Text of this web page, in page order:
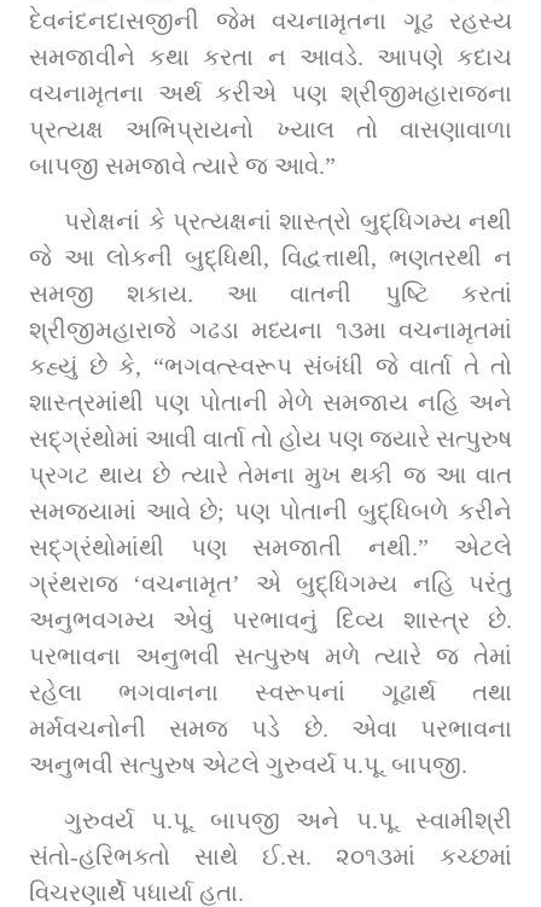
દેવનંદનદાસજીની જેમ વચનામૃતના ગૂઢ રહસ્ય
સમજાવીને કથા કરતા ન આવડે. આપણે કદાચ
વચનામૃતના અર્થ કરીએ પણ શ્રીજીમહારાજના
પ્રત્યક્ષ અભિપ્રાયનો ખ્યાલ તો વાસણાવાળા
બાપજી સમજાવે ત્યારે જ આવે.”
પરોક્ષનાં કે પ્રત્યક્ષનાં શાસ્ત્રો બુદ્ધિગમ્ય નથી
જે આ લોકની બુદ્ધિથી, વિદ્વત્તાથી, ભણતરથી ન
સમજી શકાય. આ વાતની પુષ્ટિ કરતાં
શ્રીજીમહારાજે ગઢડા મધ્યના ૧૩મા વચનામૃતમાં
કહ્યું છે કે, “ભગવત્સ્વરૂપ સંબંધી જે વાર્તા તે તો
શાસ્ત્રમાંથી પણ પોતાની મેળે સમજાય નહિ અને
સદ્‌ગ્રંથોમાં આવી વાર્તા તો હોય પણ જ્યારે સત્પુરુષ
પ્રગટ થાય છે ત્યારે તેમના મુખ થકી જ આ વાત
સમજ્યામાં આવે છે; પણ પોતાની બુદ્ધિબળે કરીને
સદ્‌ગ્રંથોમાંથી પણ સમજાતી નથી.” એટલે
ગ્રંથરાજ ‘વચનામૃત’ એ બુદ્ધિગમ્ય નહિ પરંતુ
અનુભવગમ્ય એવું પરભાવનું દિવ્ય શાસ્ત્ર છે.
પરભાવના અનુભવી સત્પુરુષ મળે ત્યારે જ તેમાં
રહેલા ભગવાનના સ્વરૂપનાં ગૂઢાર્થ તથા
મર્મવચનોની સમજ પડે છે. એવા પરભાવના
અનુભવી સત્પુરુષ એટલે ગુરુવર્ય પ.પૂ. બાપજી.
ગુરુવર્ય પ.પૂ. બાપજી અને પ.પૂ. સ્વામીશ્રી
સંતો-હરિભક્તો સાથે ઈ.સ. ૨૦૧૩માં કચ્છમાં
વિચરણાર્થે પધાર્યા હતા.